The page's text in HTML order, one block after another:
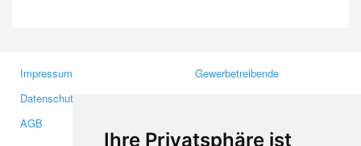
Ihre Privatsphäre ist
Impressum
Datenschutzerklärung
AGB
Gewerbetreibende